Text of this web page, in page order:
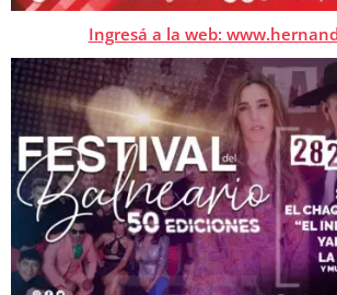
Ingresá a la web: